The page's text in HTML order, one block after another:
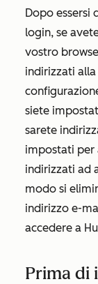
Dopo essersi
login, se
vostro
indirizzati
siete
sarete
impostati per
indirizzati ad
modo si
indirizzo e-
accedere a
Prima di